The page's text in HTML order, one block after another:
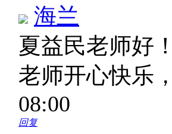
海兰
夏益民老师好
老师开心快乐
08:00
回复